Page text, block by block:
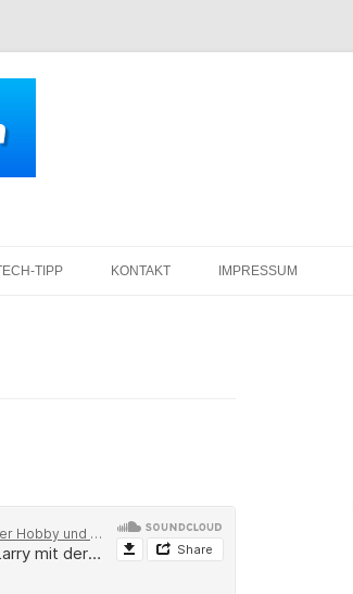
Inhalt
TIPP KONTAKT IMPRESSUM